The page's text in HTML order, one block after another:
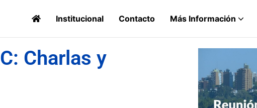
Institucional Contacto Más Información
Charlas y